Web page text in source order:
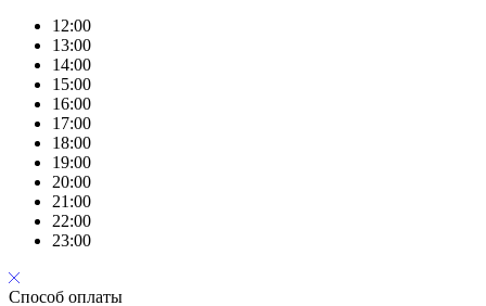
12:00
13:00
14:00
15:00
16:00
17:00
18:00
19:00
20:00
21:00
22:00
23:00
Способ оплаты